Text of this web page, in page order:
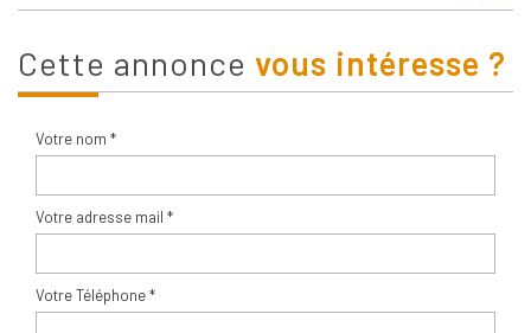
cette annonce vous intéresse ?
Votre nom *
Votre adresse mail *
Votre Téléphone *